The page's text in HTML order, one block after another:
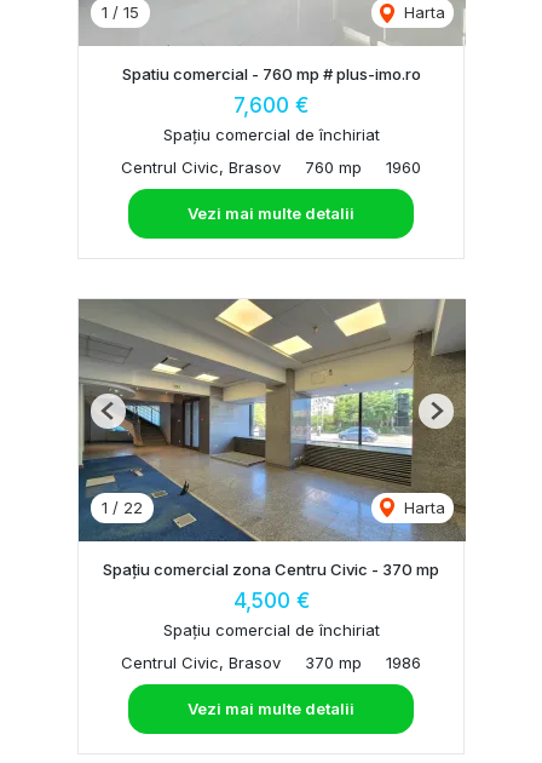
1 / 15 Harta
Spatiu comercial - 760 mp # plus-imo.ro
7,600 €
Spațiu comercial de închiriat
Centrul Civic, Brasov
760 mp 1960
Vezi mai multe detalii
1 / 22 Harta
Previous Next
Spațiu comercial zona Centru Civic - 370 mp
4,500 €
Spațiu comercial de închiriat
Centrul Civic, Brasov
370 mp 1986
Vezi mai multe detalii